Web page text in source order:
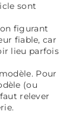
sont
figurant
fiable, car
lieu parfois
Pour
(ou
relever